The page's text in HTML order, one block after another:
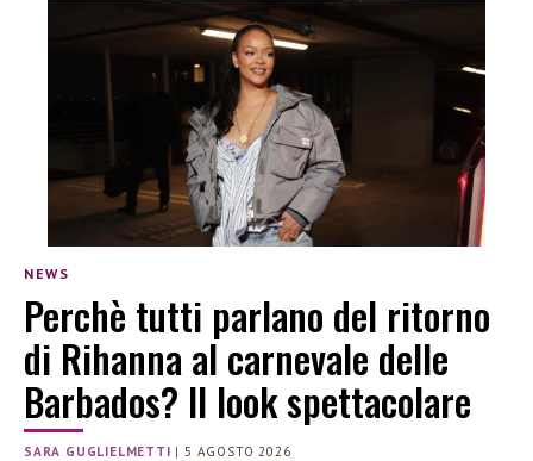
NEWS
Perchè tutti parlano del ritorno
di Rihanna al carnevale delle
Barbados? Il look spettacolare
SARA GUGLIELMETTI |5 AGOSTO 2026